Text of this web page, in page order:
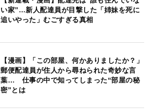
い家”…新人配達員が目撃した「姉妹を死に
追いやった」むごすぎる真相
【漫画】「この部屋、何かありましたか？」
郵便配達員が住人から尋ねられた奇妙な言
葉… 仕事の中で知ってしまった“部屋の秘
密”とは